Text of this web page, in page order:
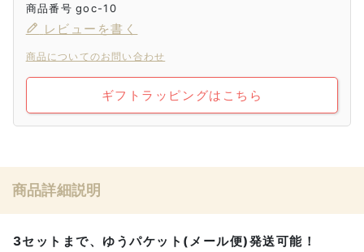
商品番号 goc-10
レビューを書く
商品についてのお問い合わせ
ギフトラッピングはこちら
商品詳細説明
3セットまで、ゆうパケット(メール便)発送可能！